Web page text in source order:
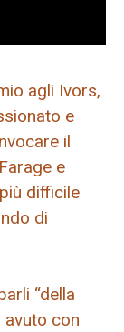
agli Ivors,
e
il
e
difficile
di
“della
avuto con